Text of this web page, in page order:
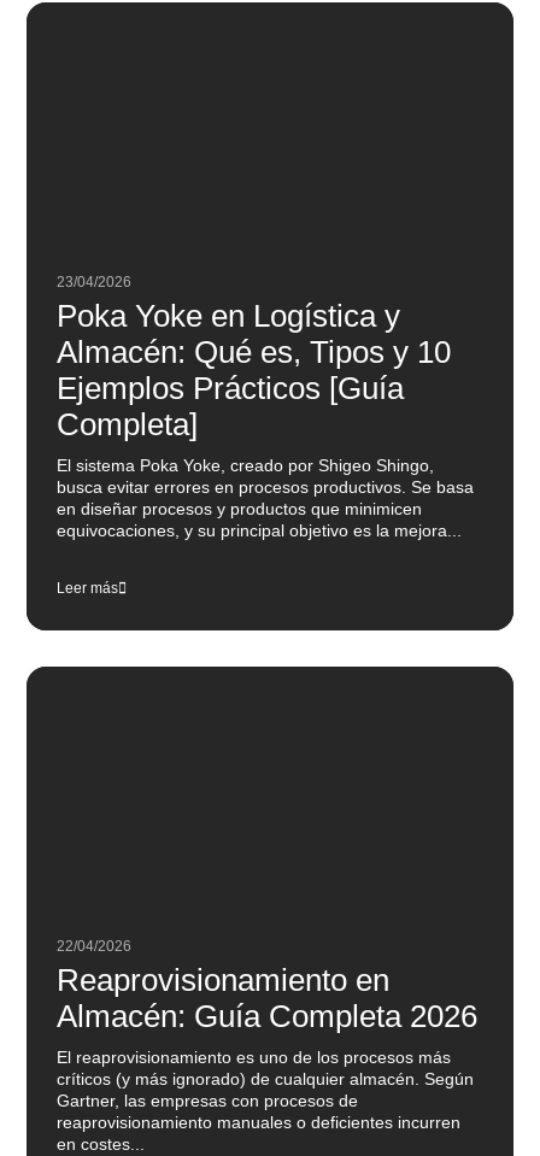
23/04/2026
Poka Yoke en Logística y
Almacén: Qué es, Tipos y 10
Ejemplos Prácticos [Guía
Completa]
El sistema Poka Yoke, creado por Shigeo Shingo,
busca evitar errores en procesos productivos. Se basa
en diseñar procesos y productos que minimicen
equivocaciones, y su principal objetivo es la mejora...
Leer más
22/04/2026
Reaprovisionamiento en
Almacén: Guía Completa 2026
El reaprovisionamiento es uno de los procesos más
críticos (y más ignorado) de cualquier almacén. Según
Gartner, las empresas con procesos de
reaprovisionamiento manuales o deficientes incurren
en costes...